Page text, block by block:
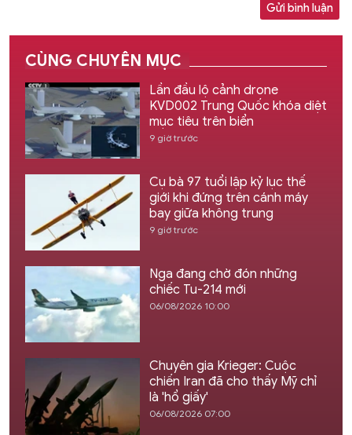
Gửi bình luận
CÙNG CHUYÊN MỤC
Lần đầu lộ cảnh drone
KVD002 Trung Quốc khóa diệt
mục tiêu trên biển
9 giờ trước
Cụ bà 97 tuổi lập kỷ lục thế
giới khi đứng trên cánh máy
bay giữa không trung
9 giờ trước
Nga đang chờ đón những
chiếc Tu-214 mới
06/08/2026 10:00
Chuyên gia Krieger: Cuộc
chiến Iran đã cho thấy Mỹ chỉ
là 'hổ giấy'
06/08/2026 07:00